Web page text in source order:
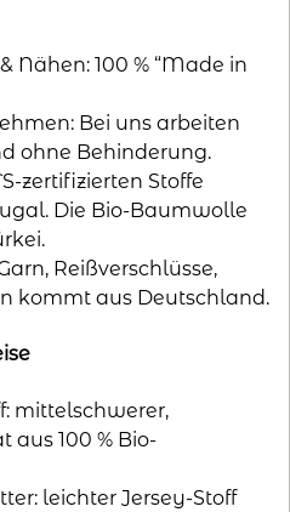
Nähen: 100 % “Made in
Bei uns arbeiten
ohne Behinderung.
zertifizierten Stoffe
Die Bio-Baumwolle
Reißverschlüsse,
kommt aus Deutschland.
mittelschwerer,
aus 100 % Bio-
leichter Jersey-Stoff